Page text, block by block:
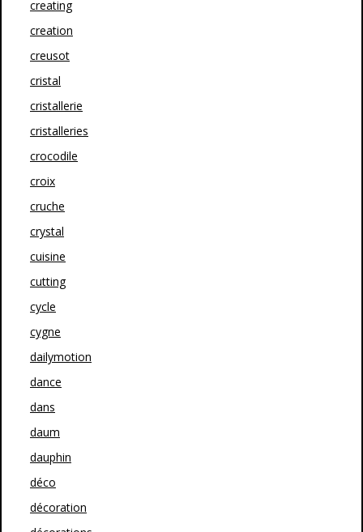
creating
creation
creusot
cristal
cristallerie
cristalleries
crocodile
croix
cruche
crystal
cuisine
cutting
cycle
cygne
dailymotion
dance
dans
daum
dauphin
déco
décoration